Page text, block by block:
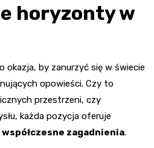
horyzonty w
okazja, by zanurzyć się w świecie
opowieści. Czy to
przestrzeni, czy
każda pozycja oferuje
zagadnienia.